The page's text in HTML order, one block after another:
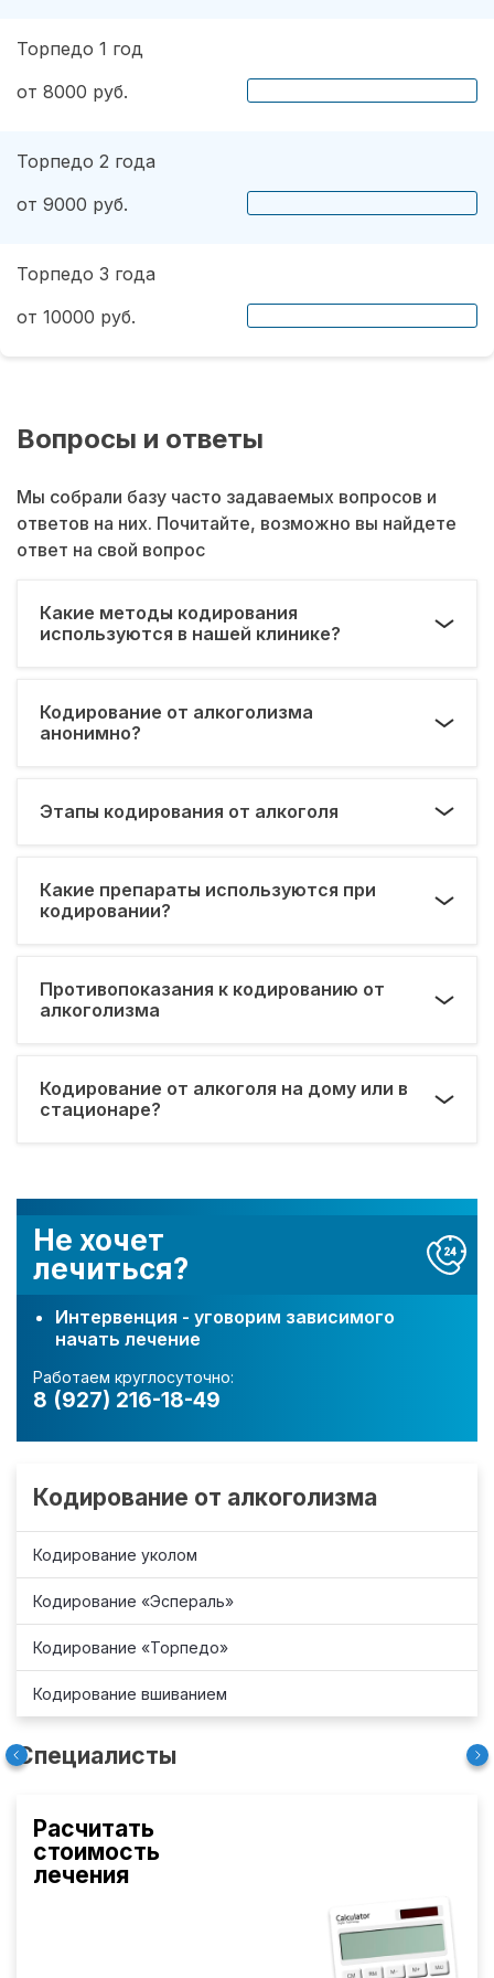
Не хочет
лечиться?
Интервенция - уговорим зависимого
начать лечение
Работаем круглосуточно:
8 (927) 216-18-49
Кодирование от алкоголизма
Кодирование уколом
Кодирование «Эспераль»
Кодирование «Торпедо»
Кодирование вшиванием
Специалисты
Расчитать
стоимость
лечения
Торпедо 1 год
от 8000 руб.
Торпедо 2 года
от 9000 руб.
Торпедо 3 года
от 10000 руб.
Вопросы и ответы
Мы собрали базу часто задаваемых вопросов и
ответов на них. Почитайте, возможно вы найдете
ответ на свой вопрос
Какие методы кодирования
используются в нашей клинике?
Кодирование от алкоголизма
анонимно?
Этапы кодирования от алкоголя
Какие препараты используются при
кодировании?
Противопоказания к кодированию от
алкоголизма
Кодирование от алкоголя на дому или в
стационаре?